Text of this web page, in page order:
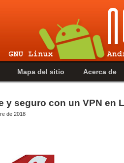
Mapa del sitio Acerca de
y seguro con un VPN en
de 2018